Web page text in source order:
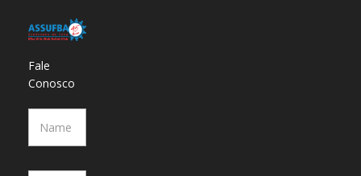
Fale
Conosco